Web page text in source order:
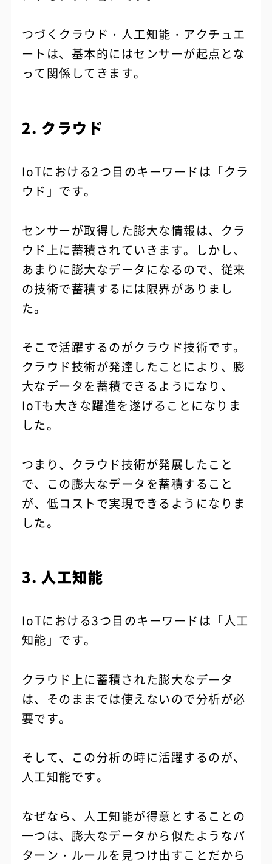
つづくクラウド・人工知能・アクチュエ
ートは、基本的にはセンサーが起点とな
って関係してきます。
2. クラウド
IoTにおける2つ目のキーワードは「クラ
ウド」です。
センサーが取得した膨大な情報は、クラ
ウド上に蓄積されていきます。しかし、
あまりに膨大なデータになるので、従来
の技術で蓄積するには限界がありまし
た。
そこで活躍するのがクラウド技術です。
クラウド技術が発達したことにより、膨
大なデータを蓄積できるようになり、
IoTも大きな躍進を遂げることになりま
した。
つまり、クラウド技術が発展したこと
で、この膨大なデータを蓄積すること
が、低コストで実現できるようになりま
した。
3. 人工知能
IoTにおける3つ目のキーワードは「人工
知能」です。
クラウド上に蓄積された膨大なデータ
は、そのままでは使えないので分析が必
要です。
そして、この分析の時に活躍するのが、
人工知能です。
なぜなら、人工知能が得意とすることの
一つは、膨大なデータから似たようなパ
ターン・ルールを見つけ出すことだから